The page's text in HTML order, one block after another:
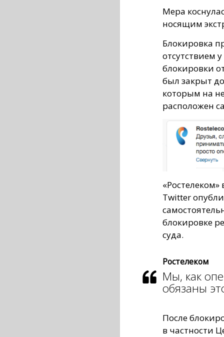
Мера
носящим
Блокировка
отсутствием
блокировки
был закрыт
которым на
расположен
Twitter
блокировке
суда.
Ростелеком
Мы, как
обязаны
После
в частности